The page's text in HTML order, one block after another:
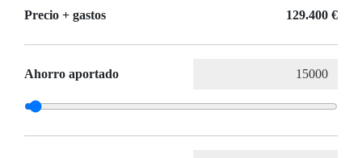
Precio + gastos 129.400 €
Ahorro aportado